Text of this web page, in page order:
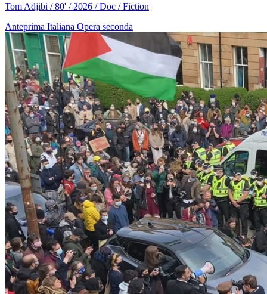
Tom Adjibi / 80' / 2026 / Doc / Fiction
Anteprima Italiana Opera seconda